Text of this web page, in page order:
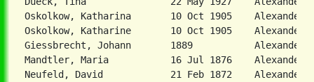
Giessbrecht, Johann       1889
Mandtler, Maria           16 Jul 1876
Neufeld, David            21 Feb 1872